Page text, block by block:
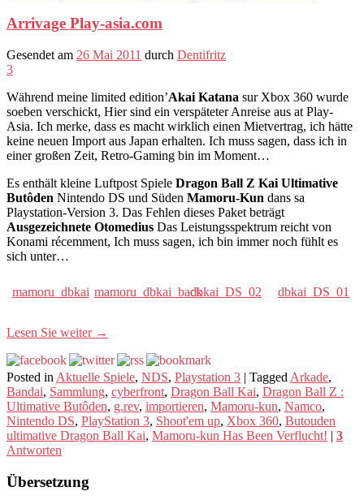
Arrivage Play-asia.com
Gesendet am 26 Mai 2011 durch Dentifritz
3
Während meine limited edition’Akai Katana sur Xbox 360 wurde
soeben verschickt, Hier sind ein verspäteter Anreise aus at Play-
Asia. Ich merke, dass es macht wirklich einen Mietvertrag, ich hätte
keine neuen Import aus Japan erhalten. Ich muss sagen, dass ich in
einer großen Zeit, Retro-Gaming bin im Moment…
Es enthält kleine Luftpost Spiele Dragon Ball Z Kai Ultimative
Butôden Nintendo DS und Süden Mamoru-Kun dans sa
Playstation-Version 3. Das Fehlen dieses Paket beträgt
Ausgezeichnete Otomedius Das Leistungsspektrum reicht von
Konami récemment, Ich muss sagen, ich bin immer noch fühlt es
sich unter…
mamoru_dbkai mamoru_dbkai_backdbkai_DS_02 dbkai_DS_01
Lesen Sie weiter →
Posted in Aktuelle Spiele, NDS, Playstation 3 | Tagged Arkade,
Bandai, Sammlung, cyberfront, Dragon Ball Kai, Dragon Ball Z :
Ultimative Butôden, g.rev, importieren, Mamoru-kun, Namco,
Nintendo DS, PlayStation 3, Shoot'em up, Xbox 360, Butouden
ultimative Dragon Ball Kai, Mamoru-kun Has Been Verflucht! | 3
Antworten
Übersetzung